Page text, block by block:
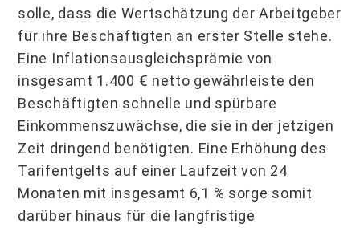
solle, dass die Wertschätzung der Arbeitgeber
für ihre Beschäftigten an erster Stelle stehe.
Eine Inflationsaus­gleichsprämie von
insgesamt 1.400 € netto gewährleiste den
Beschäftigten schnelle und spürbare
Einkommens­zuwächse, die sie in der jetzigen
Zeit dringend benötigten. Eine Erhöhung des
Tarifent­gelts auf einer Laufzeit von 24
Monaten mit insgesamt 6,1 % sorge somit
darüber hinaus für die langfristige